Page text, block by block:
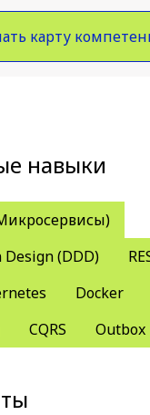
карту
навыки
(DDD)
Docker
CQRS Outbox